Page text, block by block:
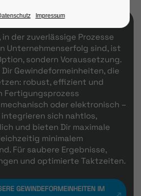
in der zuverlässige Prozesse
Unternehmenserfolg sind, ist
sondern Voraussetzung.
Dir Gewindeformeinheiten, die
robust, effizient und
Fertigungsprozess
oder elektronisch –
sich nahtlos,
und bieten Dir maximale
minimalem
Für saubere Ergebnisse,
und optimierte Taktzeiten.
GEWINDEFORMEINHEITEN IM
Impressum